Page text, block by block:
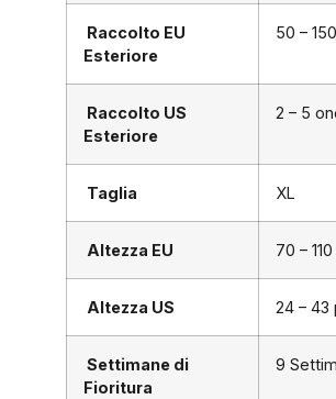
Raccolto EU
Esteriore
50 –
Raccolto US
Esteriore
2 – 5
Taglia XL
Altezza EU 70 –
Altezza US 24 – 43
Settimane di
Fioritura
9